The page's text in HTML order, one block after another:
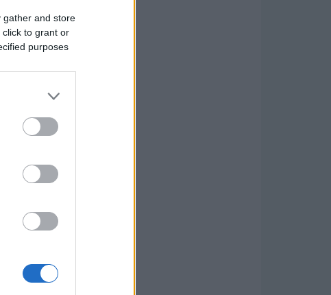
gather and store
to grant or
purposes